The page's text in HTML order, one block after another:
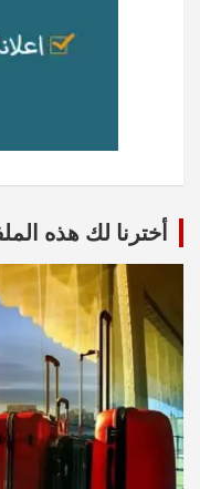
أخترنا لك هذه